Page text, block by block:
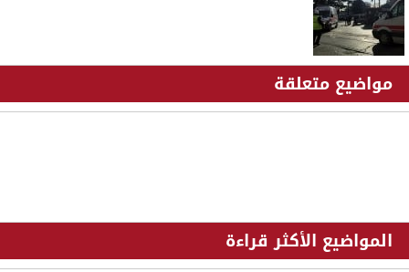
مواضيع متعلقة
المواضيع الأكثر قراءة